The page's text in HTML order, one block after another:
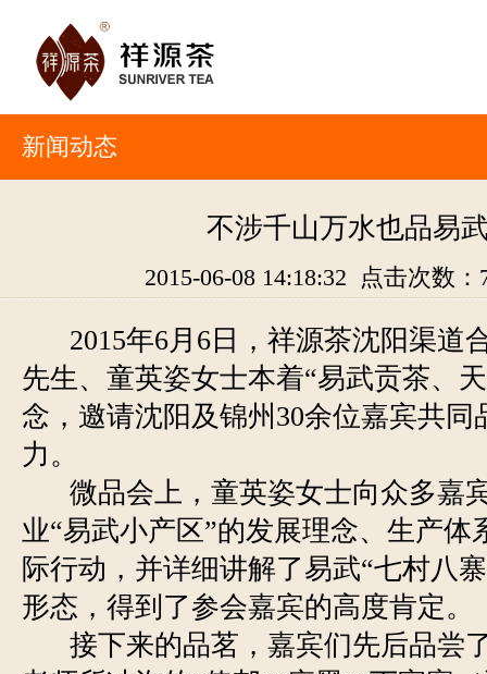
新闻动态
不涉千山万水也品易
2015-06-08 14:18:32 点击次数：
2015年6月6日，祥源茶沈阳渠道
先生、童英姿女士本着“易武贡茶、
念，邀请沈阳及锦州30余位嘉宾共同
力。
微品会上，童英姿女士向众多嘉
业“易武小产区”的发展理念、生产体
际行动，并详细讲解了易武“七村八
形态，得到了参会嘉宾的高度肯定。
接下来的品茗，嘉宾们先后品尝